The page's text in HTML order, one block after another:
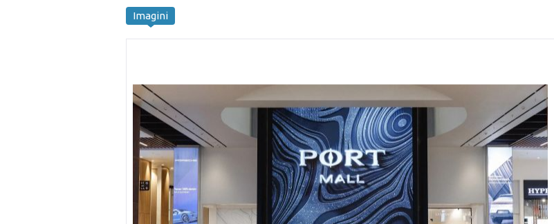
Imagini